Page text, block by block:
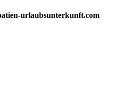
urlaubsunterkunft.com